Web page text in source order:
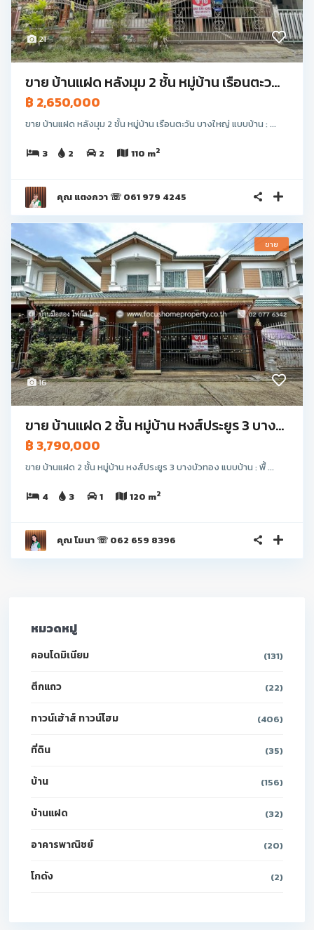
21
ขาย บ้านแฝด หลังมุม 2 ชั้น หมู่บ้าน เรือนตะว...
฿ 2,650,000
ขาย บ้านแฝด หลังมุม 2 ชั้น หมู่บ้าน เรือนตะวัน บางใหญ่ แบบบ้าน : ...
3 2 2 110 m2
คุณ แตงกวา ☏ 061 979 4245
16
ขาย
ขาย บ้านแฝด 2 ชั้น หมู่บ้าน หงส์ประยูร 3 บาง...
฿ 3,790,000
ขาย บ้านแฝด 2 ชั้น หมู่บ้าน หงส์ประยูร 3 บางบัวทอง แบบบ้าน : พื้ ...
4 3 1 120 m2
คุณ โมนา ☏ 062 659 8396
หมวดหมู่
คอนโดมิเนียม (131)
ตึกแถว (22)
ทาวน์เฮ้าส์ ทาวน์โฮม (406)
ที่ดิน (35)
บ้าน (156)
บ้านแฝด (32)
อาคารพาณิชย์ (20)
โกดัง (2)